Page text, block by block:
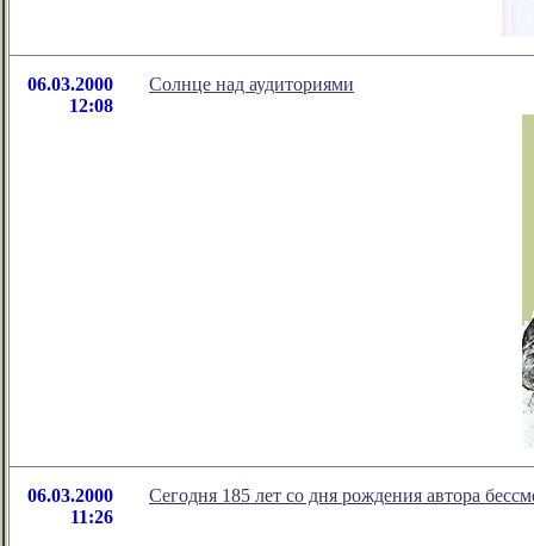
06.03.2000
12:08
Солнце над аудиториями
06.03.2000
11:26
Сегодня 185 лет со дня рождения автора